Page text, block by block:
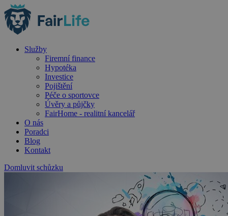
Služby
Firemní finance
Hypotéka
Investice
Pojištění
Péče o sportovce
Úvěry a půjčky
FairHome - realitní kancelář
O nás
Poradci
Blog
Kontakt
Domluvit schůzku